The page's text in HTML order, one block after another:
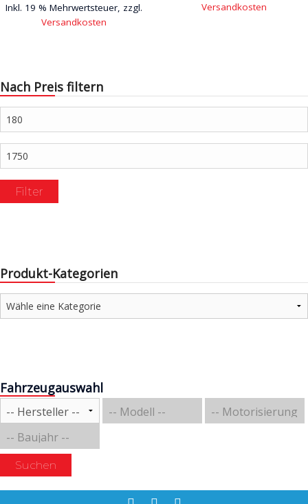
Inkl. 19 % Mehrwertsteuer, zzgl.
Versandkosten
Versandkosten
Nach Preis filtern
Min.
Preis
Max.
Preis
Filter
Produkt-Kategorien
Fahrzeugauswahl
Suchen